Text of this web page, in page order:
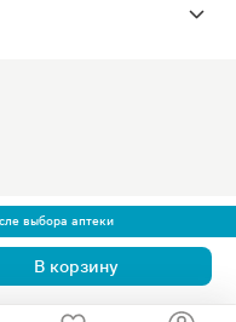
выбора аптеки
В корзину